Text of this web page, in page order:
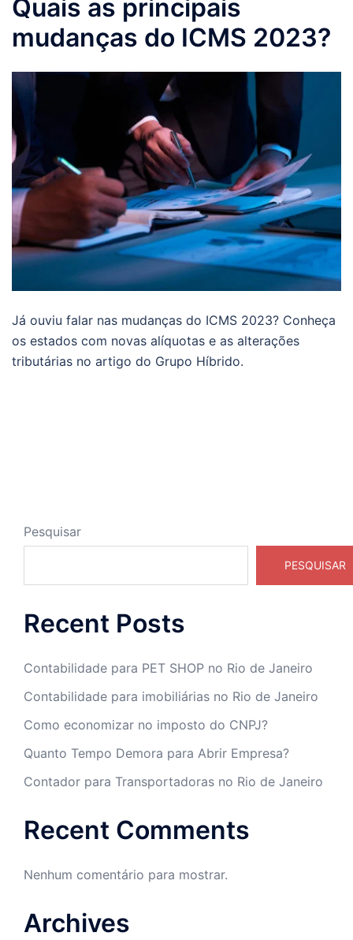
Quais as principais
mudanças do ICMS 2023?
Já ouviu falar nas mudanças do ICMS 2023? Conheça
os estados com novas alíquotas e as alterações
tributárias no artigo do Grupo Híbrido.
Pesquisar
PESQUISAR
Recent Posts
Contabilidade para PET SHOP no Rio de Janeiro
Contabilidade para imobiliárias no Rio de Janeiro
Como economizar no imposto do CNPJ?
Quanto Tempo Demora para Abrir Empresa?
Contador para Transportadoras no Rio de Janeiro
Recent Comments
Nenhum comentário para mostrar.
Archives